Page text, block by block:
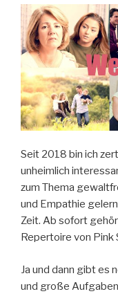
Seit 2018 bin ich
unheimlich
zum Thema
und Empathie
Zeit. Ab sofort
Repertoire von Pink
Ja und dann gibt es
und große